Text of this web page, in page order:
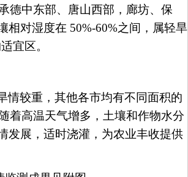
德中东部、唐山西部，廊坊、保
相对湿度在 50%-60%之间，属轻旱
宜区。
情较重，其他各市均有不同面积的
着高温天气增多，土壤和作物水分
发展，适时浇灌，为农业丰收提供